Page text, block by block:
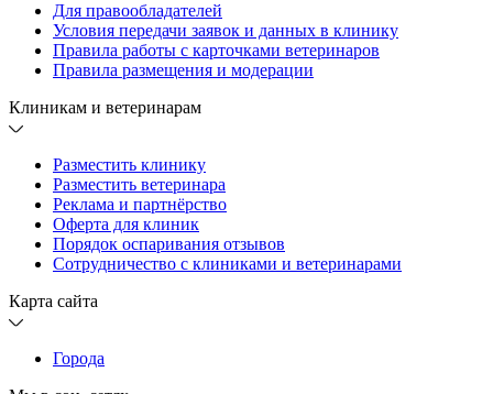
Для правообладателей
Условия передачи заявок и данных в клинику
Правила работы с карточками ветеринаров
Правила размещения и модерации
Клиникам и ветеринарам
Разместить клинику
Разместить ветеринара
Реклама и партнёрство
Оферта для клиник
Порядок оспаривания отзывов
Сотрудничество с клиниками и ветеринарами
Карта сайта
Города